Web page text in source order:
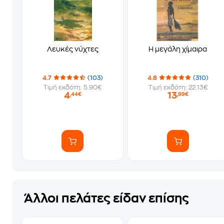
Λευκές νύχτες
4.7
(103)
Τιμή εκδότη: 5.90€
4,44€
Η μεγάλη χίμαιρα
4.8
(310)
Τιμή εκδότη: 22.13€
13,99€
Άλλοι πελάτες είδαν επίσης